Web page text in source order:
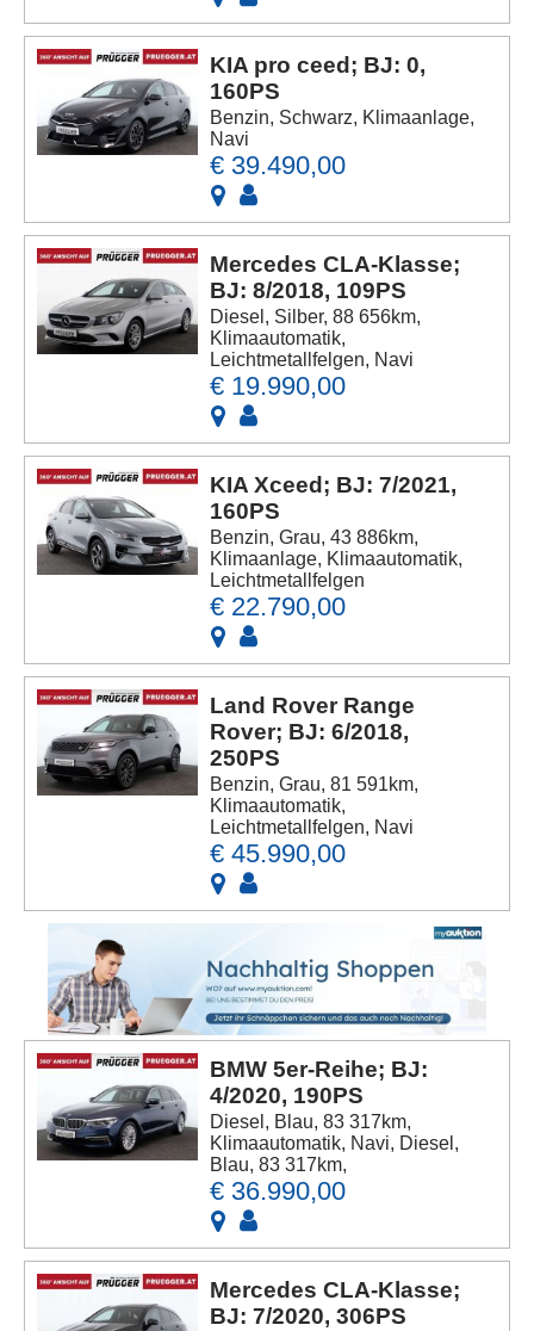
KIA pro ceed; BJ: 0,
160PS
Benzin, Schwarz, Klimaanlage,
Navi
€ 39.490,00
Mercedes CLA-Klasse;
BJ: 8/2018, 109PS
Diesel, Silber, 88 656km,
Klimaautomatik,
Leichtmetallfelgen, Navi
€ 19.990,00
KIA Xceed; BJ: 7/2021,
160PS
Benzin, Grau, 43 886km,
Klimaanlage, Klimaautomatik,
Leichtmetallfelgen
€ 22.790,00
Land Rover Range
Rover; BJ: 6/2018,
250PS
Benzin, Grau, 81 591km,
Klimaautomatik,
Leichtmetallfelgen, Navi
€ 45.990,00
BMW 5er-Reihe; BJ:
4/2020, 190PS
Diesel, Blau, 83 317km,
Klimaautomatik, Navi, Diesel,
Blau, 83 317km,
€ 36.990,00
Mercedes CLA-Klasse;
BJ: 7/2020, 306PS